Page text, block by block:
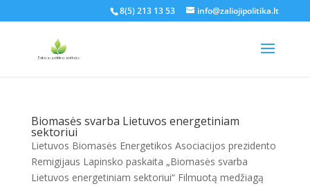
8(5) 213 13 53 info@zaliojipolitika.lt
Biomasės svarba Lietuvos energetiniam
sektoriui
Lietuvos Biomasės Energetikos Asociacijos prezidento
Remigijaus Lapinsko paskaita „Biomasės svarba
Lietuvos energetiniam sektoriui“ Filmuotą medžiagą